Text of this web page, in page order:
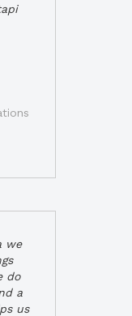
we
do
a
us